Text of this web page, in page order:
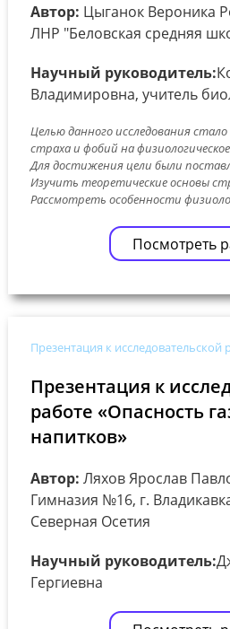
Автор: Цыганок Вероника
ЛНР "Беловская средняя
Научный руководитель:
Владимировна, учитель
Целью данного исследования
страха и фобий на
Для достижения цели были
Изучить теоретические основы
Рассмотреть особенности
Посмотреть
Презентация к исследовательской
Презентация к
работе «Опасность
напитков»
Автор: Ляхов Ярослав
Гимназия №16, г.
Северная Осетия
Научный руководитель:
Гергиевна